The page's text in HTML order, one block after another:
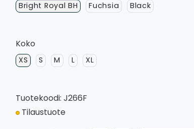
Bright Royal BH Fuchsia Black
Koko
XS S M L XL
Tuotekoodi: J266F
Tilaustuote